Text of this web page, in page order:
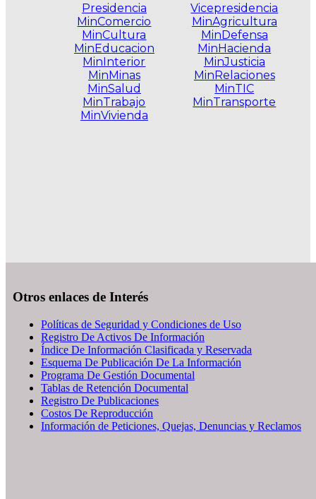
Presidencia
MinComercio
MinCultura
MinEducacion
MinInterior
MinMinas
MinSalud
MinTrabajo
MinVivienda
Vicepresidencia
MinAgricultura
MinDefensa
MinHacienda
MinJusticia
MinRelaciones
MinTIC
MinTransporte
Otros enlaces de Interés
Políticas de Seguridad y Condiciones de Uso
Registro De Activos De Información
Índice De Información Clasificada y Reservada
Esquema De Publicación De La Información
Programa De Gestión Documental
Tablas de Retención Documental
Registro De Publicaciones
Costos De Reproducción
Información de Peticiones, Quejas, Denuncias y Reclamos